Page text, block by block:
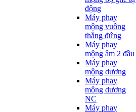
động
Máy phay
mộng vuông
thẳng đứng
Máy phay
mộng âm 2 đầu
Máy phay
mộng dương
Máy phay
mộng dương
NC
Máy phay